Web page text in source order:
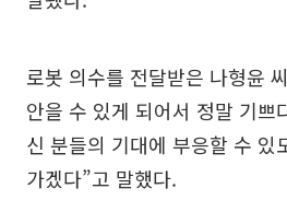
로봇 의수를 전달받은 나형윤
안을 수 있게 되어서 정말 기쁘
신 분들의 기대에 부응할 수 있
가겠다”고 말했다.